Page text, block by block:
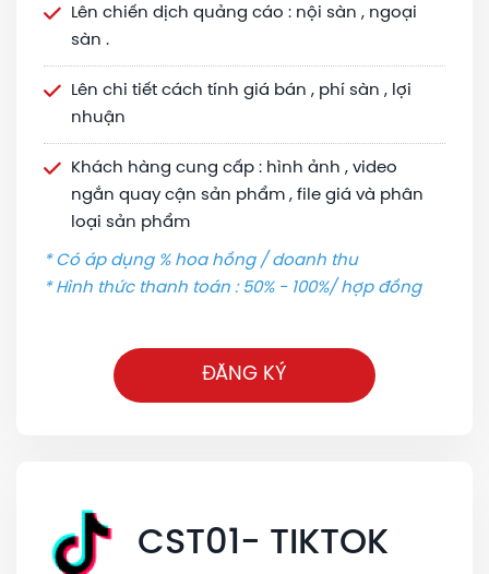
Lên chiến dịch quảng cáo : nội sàn , ngoại
sàn .
Lên chi tiết cách tính giá bán , phí sàn , lợi
nhuận
Khách hàng cung cấp : hình ảnh , video
ngắn quay cận sản phẩm , file giá và phân
loại sản phẩm
* Có áp dụng % hoa hồng / doanh thu
* Hình thức thanh toán : 50% - 100%/ hợp đồng
ĐĂNG KÝ
CST01- TIKTOK